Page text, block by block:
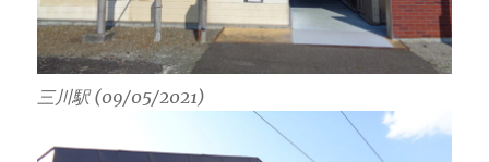
三川駅 (09/05/2021)